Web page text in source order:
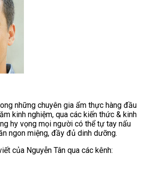
những chuyên gia ẩm thực hàng đầu
kinh nghiệm, qua các kiến thức & kinh
hy vọng mọi người có thể tự tay nấu
ngon miệng, đầy đủ dinh dưỡng.
của Nguyễn Tân qua các kênh: